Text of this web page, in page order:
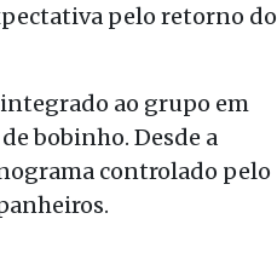
pelo retorno do
ao grupo em
bobinho. Desde a
controlado pelo